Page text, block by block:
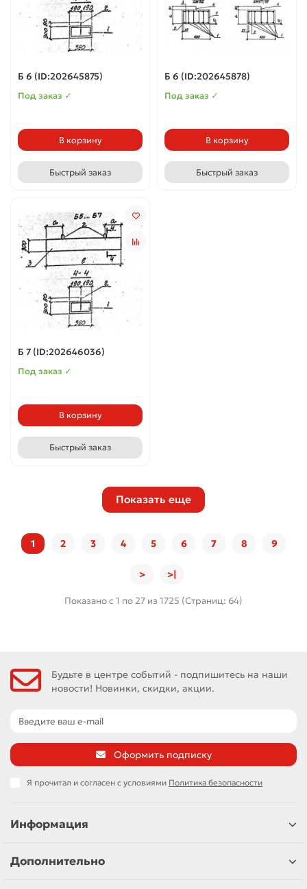
Б 6 (ID:202645875)
Под заказ ✓
В корзину
Быстрый заказ
Б 6 (ID:202645878)
Под заказ ✓
В корзину
Быстрый заказ
Б 7 (ID:202646036)
Под заказ ✓
В корзину
Быстрый заказ
Показать еще
1 2 3 4 5 6 7 8 9
> >|
Показано с 1 по 27 из 1725 (Страниц: 64)
Будьте в центре событий - подпишитесь на наши
новости! Новинки, скидки, акции.
Оформить подписку
Я прочитал и согласен с условиями Политика безопасности
Информация
Дополнительно